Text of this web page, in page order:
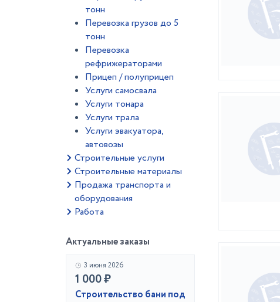
тонн
Перевозка грузов до 5
тонн
Перевозка
рефрижераторами
Прицеп / полуприцеп
Услуги самосвала
Услуги тонара
Услуги трала
Услуги эвакуатора,
автовозы
Строительные услуги
Строительные материалы
Продажа транспорта и
оборудования
Работа
Актуальные заказы
3 июня 2026
1 000 ₽
Строительство бани под